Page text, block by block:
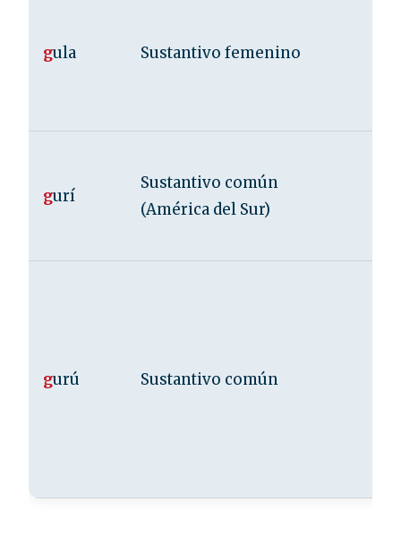
gula Sustantivo femenino
gurí
Sustantivo común
(América del Sur)
gurú Sustantivo común